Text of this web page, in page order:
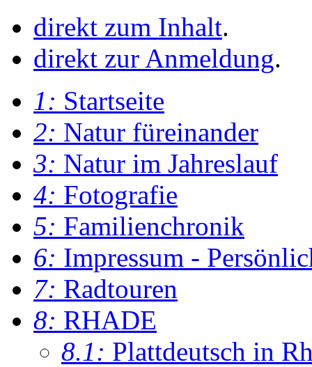
direkt zum Inhalt.
direkt zur Anmeldung.
1: Startseite
2: Natur füreinander
3: Natur im Jahreslauf
4: Fotografie
5: Familienchronik
6: Impressum -
7: Radtouren
8: RHADE
8.1: Plattdeutsch in